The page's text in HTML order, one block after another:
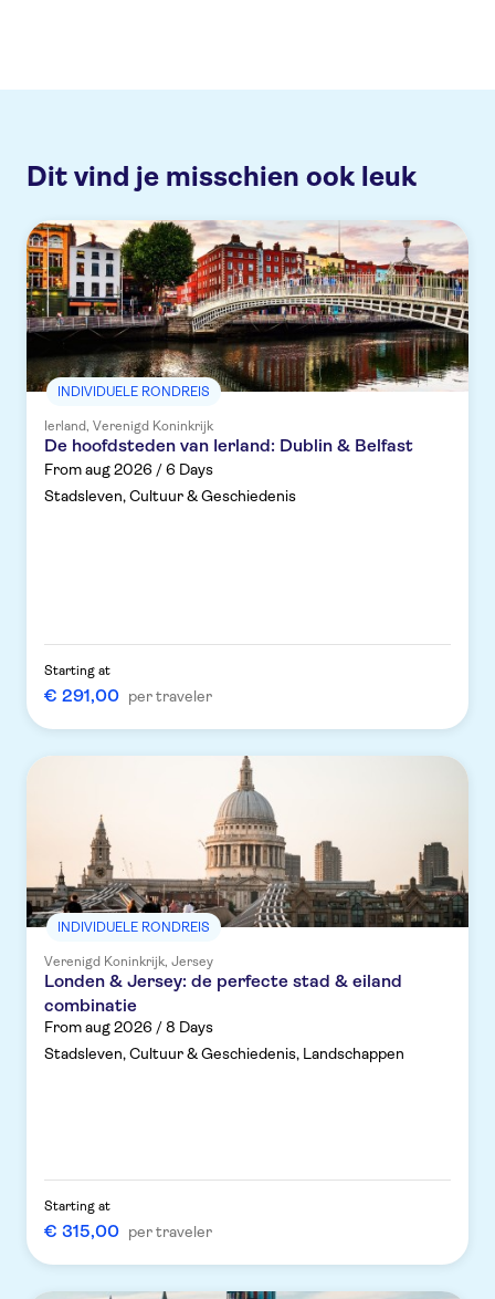
Dit vind je misschien ook leuk
INDIVIDUELE RONDREIS
Ierland, Verenigd Koninkrijk
De hoofdsteden van Ierland: Dublin & Belfast
From aug 2026 / 6 Days
Stadsleven, Cultuur & Geschiedenis
Starting at
€ 291,00 per traveler
INDIVIDUELE RONDREIS
Verenigd Koninkrijk, Jersey
Londen & Jersey: de perfecte stad & eiland
combinatie
From aug 2026 / 8 Days
Stadsleven, Cultuur & Geschiedenis, Landschappen
Starting at
€ 315,00 per traveler